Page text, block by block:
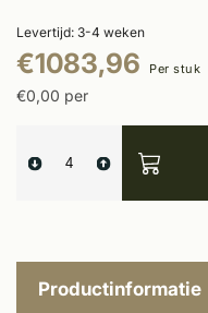
Levertijd: 3-4 weken
€1083,96 Per stuk
€0,00 per
Productinformatie